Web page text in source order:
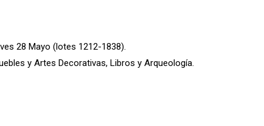
28 Mayo (lotes 1212-1838).
y Artes Decorativas, Libros y Arqueología.